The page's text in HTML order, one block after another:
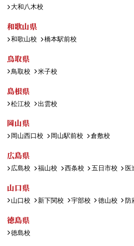
大和八木校
和歌山県
和歌山校 橋本駅前校
鳥取県
鳥取校 米子校
島根県
松江校 出雲校
岡山県
岡山西口校 岡山駅前校 倉敷校
広島県
広島校 福山校 西条校 五日市校 医
山口県
山口校 新下関校 宇部校 徳山校 防
徳島県
徳島校